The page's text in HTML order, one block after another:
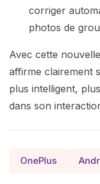
corriger
photos de
Avec cette
affirme clairement
plus intelligent,
dans son
OnePlus